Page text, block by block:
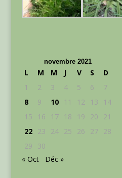
novembre 2021
L M M J V S
D
1
2 3 4 5 6
7
8
9 10 11 12 13
14
15
16 17 18 19 20
21
22
23 24 25 26 27
28
29
30
« Oct
Déc »